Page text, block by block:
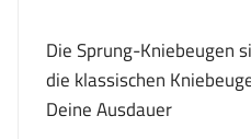
Die Sprung-Kniebeugen
die klassischen
Deine Ausdauer